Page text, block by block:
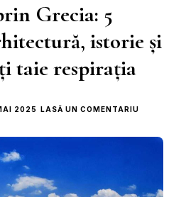
Grecia: 5
istorie și
taie respirația
2025 LASĂ UN COMENTARIU